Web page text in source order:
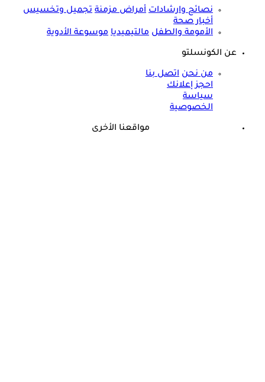
نصائح وارشادات أمراض مزمنة تجميل وتخسيس
أخبار صحة
الأمومة والطفل مالتيميديا موسوعة الأدوية
عن الكونسلتو
من نحن اتصل بنا
احجز إعلانك
سياسة
الخصوصية
مواقعنا الأخرى